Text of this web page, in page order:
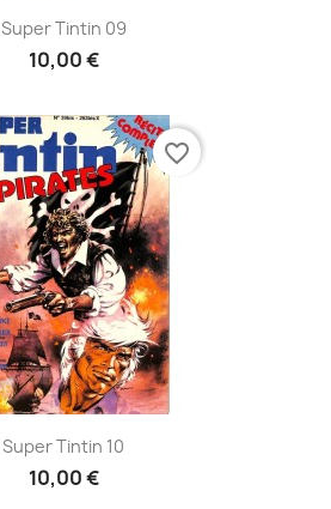
Super Tintin 09
10,00 €
Super Tintin 10
10,00 €
favorite_border